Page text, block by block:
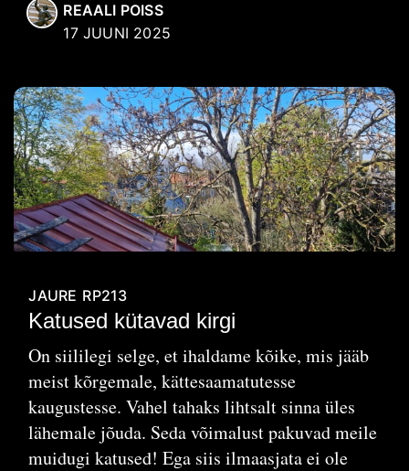
REAALI POISS
17 JUUNI 2025
JAURE RP213
Katused kütavad kirgi
On siililegi selge, et ihaldame kõike, mis jääb
meist kõrgemale, kättesaamatutesse
kaugustesse. Vahel tahaks lihtsalt sinna üles
lähemale jõuda. Seda võimalust pakuvad meile
muidugi katused! Ega siis ilmaasjata ei ole